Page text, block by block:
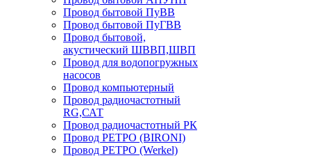
Провод бытовой ПуВВ
Провод бытовой ПуГВВ
Провод бытовой,
акустический ШВВП,ШВП
Провод для водопогружных
насосов
Провод компьютерный
Провод радиочастотный
RG,САТ
Провод радиочастотный РК
Провод РЕТРО (BIRONI)
Провод РЕТРО (Werkel)